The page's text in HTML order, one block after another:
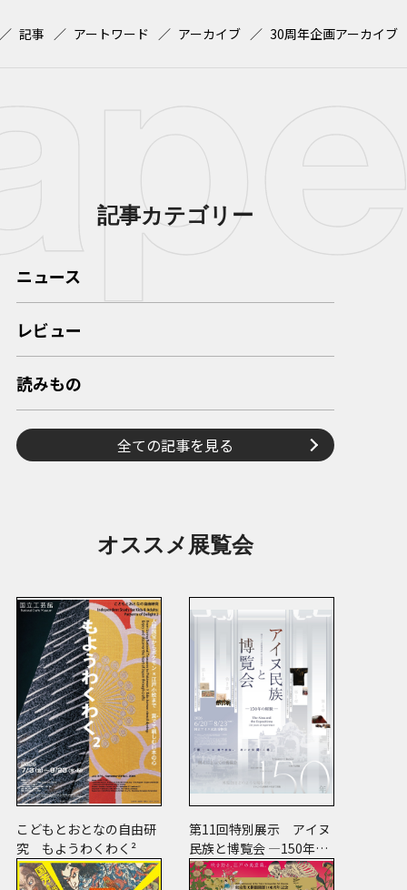
記事 アートワード アーカイブ 30周年企画アーカイブ
記事カテゴリー
ニュース
レビュー
読みもの
全ての記事を見る
オススメ展覧会
こどもとおとなの自由研
究 もようわくわく²
第11回特別展示 アイヌ
民族と博覧会 ―150年の
経験―